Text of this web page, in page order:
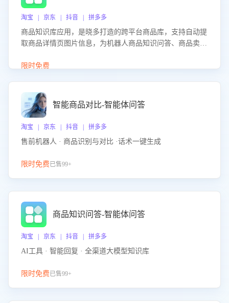
淘宝 | 京东 | 抖音 | 拼多多
商品知识库应用，是晓多打造的跨平台商品库，支持自动提
取商品详情页图片信息，为机器人商品知识问答、商品卖点
限时免费
智能商品对比-智能体问答
淘宝 | 京东 | 抖音 | 拼多多
售前机器人 · 商品识别与对比 ·话术一键生成
限时免费已售99+
商品知识问答-智能体问答
淘宝 | 京东 | 抖音 | 拼多多
AI工具 · 智能回复 · 全渠道大模型知识库
限时免费已售99+